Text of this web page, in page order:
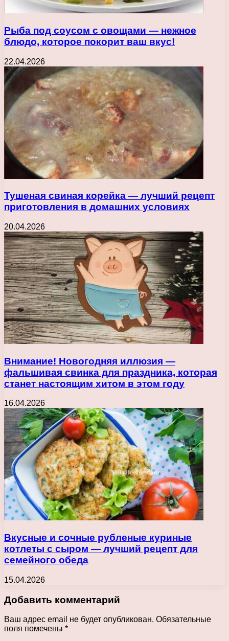
Рыба под соусом с овощами — нежное
блюдо, которое покорит ваш вкус!
22.04.2026
Тушеная свиная корейка — лучший рецепт
приготовления в домашних условиях
20.04.2026
Внимание! Новогодняя иллюзия —
фальшивая свинка для праздника, которая
станет настоящим хитом в этом году
16.04.2026
Вкусные и сочные рубленые куриные
котлеты с сыром — лучший рецепт для
семейного обеда
15.04.2026
Добавить комментарий
Ваш адрес email не будет опубликован. Обязательные
поля помечены *